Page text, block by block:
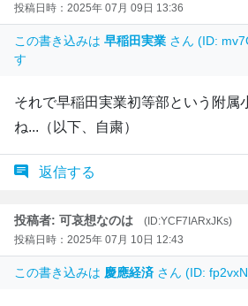
投稿日時：2025年 07月 09日 13:36
この書き込みは 早稲田実業 さん (ID:
す
それで早稲田実業初等部という附属
ね...（以下、自粛）
返信する
投稿者: 可哀想なのは
(ID:YCF7IARxJKs)
投稿日時：2025年 07月 10日 12:43
この書き込みは 慶應経済 さん (ID: